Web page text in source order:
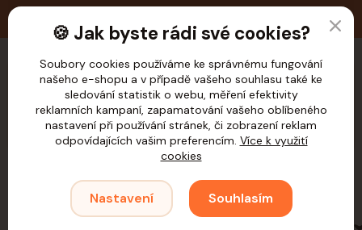
CZK
Potřeby pro krmení
Podložky/Odměrky/Lžíce/
Interaktivní hračky
🍪 Jak byste rádi své cookies?
Soubory cookies používáme ke správnému fungování
našeho e-shopu a v případě vašeho souhlasu také ke
sledování statistik o webu, měření efektivity
reklamních kampaní, zapamatování vašeho oblíbeného
nastavení při používání stránek, či zobrazení reklam
odpovídajících vašim preferencím. Více k využití
cookies
Nastavení Souhlasím